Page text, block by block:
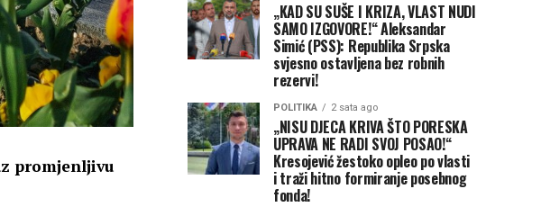
promjenljivu
„KAD SU SUŠE I KRIZA, VLAST NUDI
SAMO IZGOVORE!“ Aleksandar
Simić (PSS): Republika Srpska
svjesno ostavljena bez robnih
rezervi!
POLITIKA 2 sata ago
„NISU DJECA KRIVA ŠTO PORESKA
UPRAVA NE RADI SVOJ POSAO!“
Kresojević žestoko opleo po vlasti
i traži hitno formiranje posebnog
fonda!